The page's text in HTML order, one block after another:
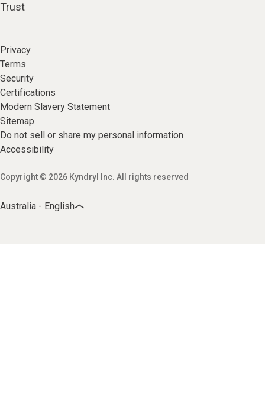
Trust
Privacy
Terms
Security
Certifications
Modern Slavery Statement
Sitemap
Do not sell or share my personal information
Accessibility
Copyright © 2026 Kyndryl Inc. All rights reserved
Australia - English